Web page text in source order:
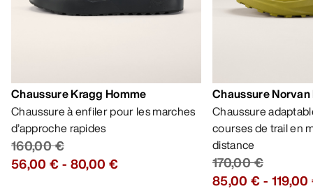
Chaussure Kragg Homme
Chaussure à enfiler pour les marches
d’approche rapides
160,00 €
56,00 €- 80,00 €
Chaussure
Chaussure
courses de trail en
distance
170,00 €
85,00 €-